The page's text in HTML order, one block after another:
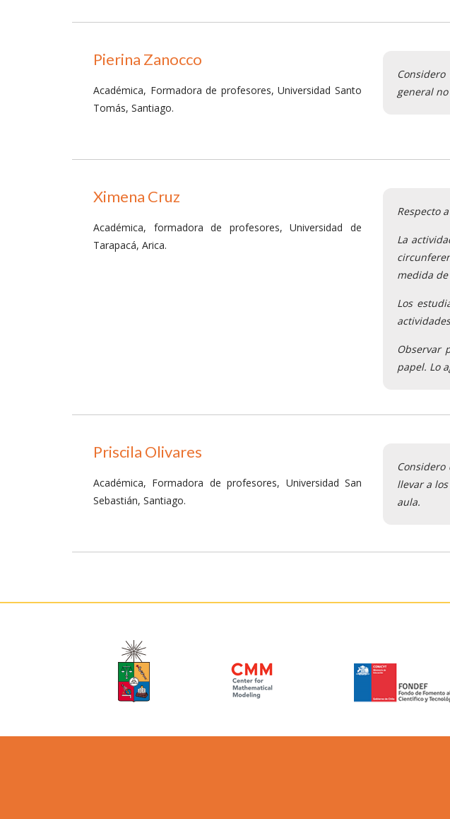
Pierina Zanocco
Académica, Formadora de profesores, Universidad Santo
Tomás, Santiago.
general
Ximena Cruz
Académica, formadora de profesores, Universidad de
Tarapacá, Arica.
Respecto
La
medida
Los
Observar
papel. Lo
Priscila Olivares
Académica, Formadora de profesores, Universidad San
Sebastián, Santiago.
llevar a
aula.